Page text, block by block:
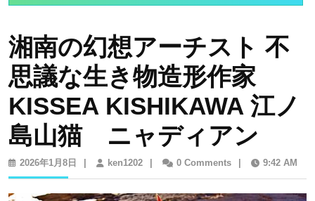
湘南の幻想アーチスト 不
思議な生き物造形作家
KISSEA KISHIKAWA 江ノ
島山猫 ニャディアン
2026年1月8日
2026
ken1202ken12020 Comments 9:42 AM